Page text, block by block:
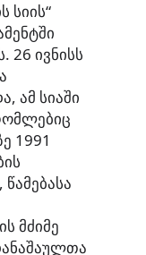
სიის“
26 ივნისს
ამ სიაში
1991
მძიმე